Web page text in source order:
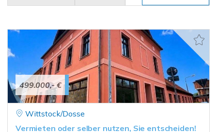
499.000,- €
Wittstock/Dosse
Vermieten oder selber nutzen, Sie entscheiden!